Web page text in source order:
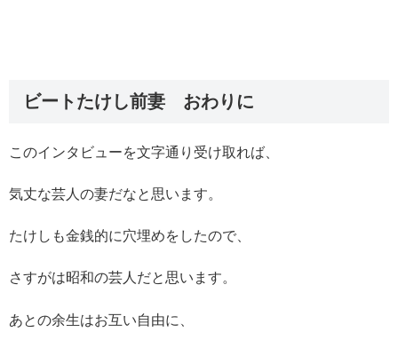
ビートたけし前妻 おわりに
このインタビューを文字通り受け取れば、
気丈な芸人の妻だなと思います。
たけしも金銭的に穴埋めをしたので、
さすがは昭和の芸人だと思います。
あとの余生はお互い自由に、